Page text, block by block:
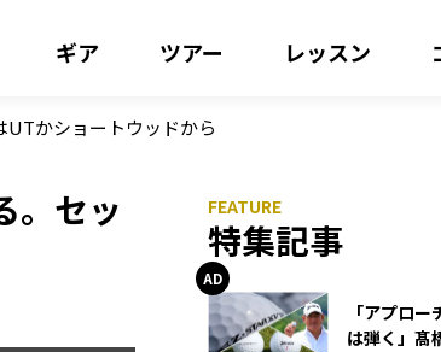
ギア ツアー レッスン
UTかショートウッドから
。セッ
特集記事
「アプロ
は弾く」髙